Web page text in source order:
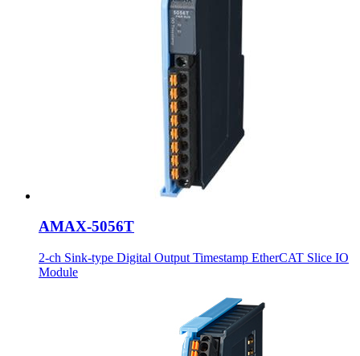
AMAX-5056T
2-ch Sink-type Digital Output Timestamp EtherCAT Slice IO
Module